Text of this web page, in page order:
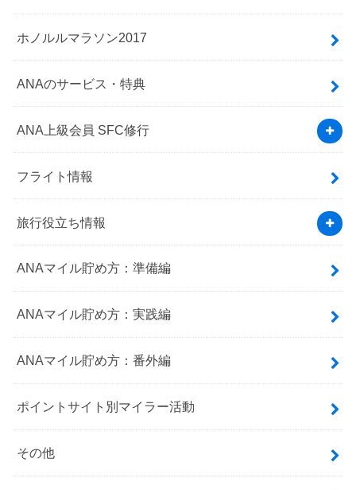
ホノルルマラソン2017
ANAのサービス・特典
ANA上級会員 SFC修行
フライト情報
旅行役立ち情報
ANAマイル貯め方：準備編
ANAマイル貯め方：実践編
ANAマイル貯め方：番外編
ポイントサイト別マイラー活動
その他